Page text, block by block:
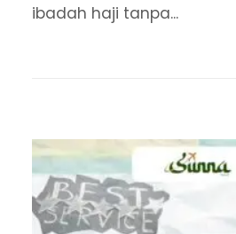
ibadah haji tanpa...